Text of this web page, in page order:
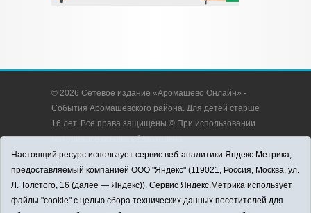
© 2026 Сетевое издание «Аромашево Онлайн» -
События Аромашевского района. Для детей старше
16 лет. Все права защищены © При использовании
материалов ссылка обязательна.
Адрес редакции: 627350, Россия, Тюменская
область, Аромашевский район, с. Аромашево, ул.
Кирова, д. 13.
Адрес электронной почты редакции:
Настоящий ресурс использует сервис веб-аналитики Яндекс.Метрика,
предоставляемый компанией ООО "Яндекс" (119021, Россия, Москва, ул.
Л. Толстого, 16 (далее — Яндекс)). Сервис Яндекс.Метрика использует
файлы "cookie" с целью сбора технических данных посетителей для